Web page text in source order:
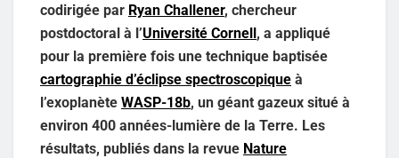
codirigée par Ryan Challener, chercheur
postdoctoral à l’Université Cornell, a appliqué
pour la première fois une technique baptisée
cartographie d’éclipse spectroscopique à
l’exoplanète WASP-18b, un géant gazeux situé à
environ 400 années-lumière de la Terre. Les
résultats, publiés dans la revue Nature